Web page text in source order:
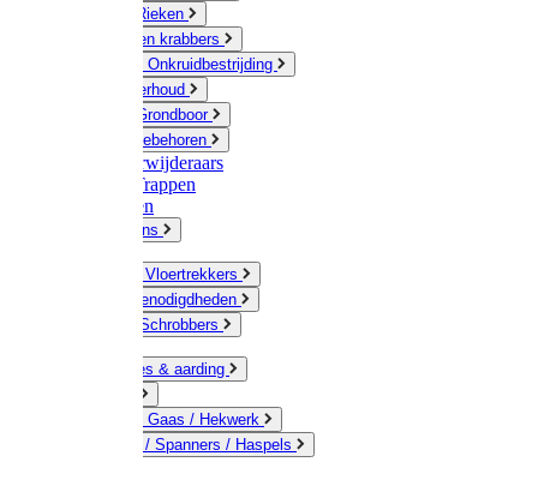
Vorken & Rieken
Cultivator en krabbers
Schoffels / Onkruidbestrijding
Gazononderhoud
Hamers / Grondboor
Sledes / toebehoren
Onkruidverwijderaars
Ladders / Trappen
Werkbanken
Betonmolens
Bezems & Vloertrekkers
Schildersbenodigdheden
Borstels / Schrobbers
Accessoires & aarding
Geleiders / Gaas / Hekwerk
Verbinders / Spanners / Haspels